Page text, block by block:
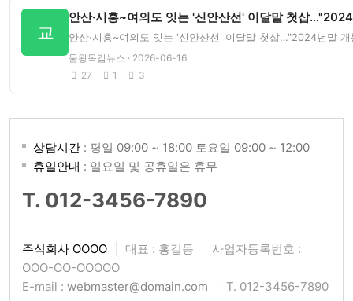
교
안산·시흥~여의도 잇는 '신안산선' 이달말 첫삽
안산·시흥~여의도 잇는 '신안산선' 이달말 첫삽…"2024년말
물왕목감뉴스 · 2026-06-16
27
1 3
상담시간 : 평일 09:00 ~ 18:00 토요일 09:00 ~ 12:00
휴일안내 : 일요일 및 공휴일은 휴무
T. 012-3456-7890
주식회사 OOOO 대표 : 홍길동
사업자등록번호 :
OOO-OO-OOOOO
E-mail : webmaster@domain.com T. 012-3456-7890